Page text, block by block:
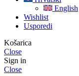
English
Wishlist
Usporedi
Košarica
Close
Sign in
Close